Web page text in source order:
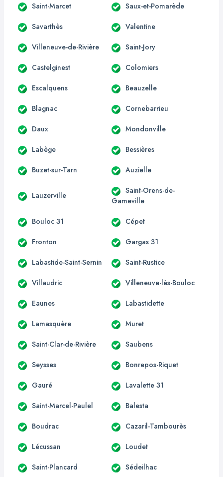
Saint-Marcet Saux-et-Pomarède
Savarthès Valentine
Villeneuve-de-Rivière Saint-Jory
Castelginest Colomiers
Escalquens Beauzelle
Blagnac Cornebarrieu
Daux Mondonville
Labège Bessières
Buzet-sur-Tarn Auzielle
Lauzerville
Saint-Orens-de-
Gameville
Bouloc 31 Cépet
Fronton Gargas 31
Labastide-Saint-Sernin Saint-Rustice
Villaudric Villeneuve-lès-Bouloc
Eaunes Labastidette
Lamasquère Muret
Saint-Clar-de-Rivière Saubens
Seysses Bonrepos-Riquet
Gauré Lavalette 31
Saint-Marcel-Paulel Balesta
Boudrac Cazaril-Tambourès
Lécussan Loudet
Saint-Plancard Sédeilhac